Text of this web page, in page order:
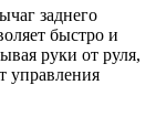
заднего
быстро и
руки от руля,
управления